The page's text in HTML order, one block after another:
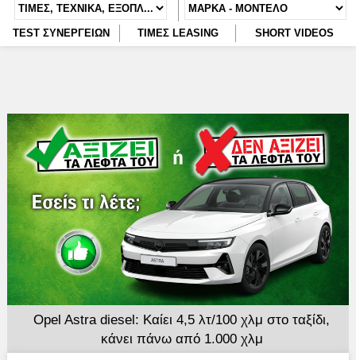
TEST ΣΥΝΕΡΓΕΙΩΝ ΤΙΜΕΣ LEASING SHORT VIDEOS
Opel Astra diesel: Καίει 4,5 λτ/100 χλμ στο ταξίδι,
κάνει πάνω από 1.000 χλμ